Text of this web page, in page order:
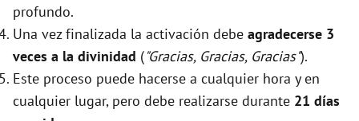
profundo.
Una vez finalizada la activación debe agradecerse 3
veces a la divinidad ("Gracias, Gracias, Gracias").
Este proceso puede hacerse a cualquier hora y en
cualquier lugar, pero debe realizarse durante 21 días